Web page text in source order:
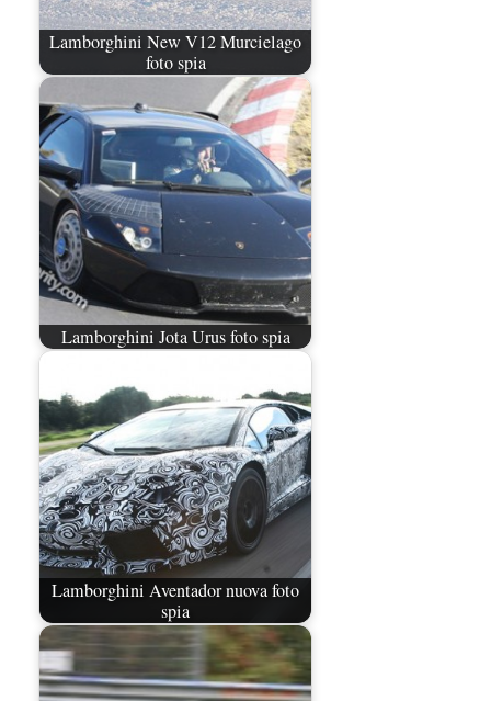
Lamborghini New V12 Murcielago
foto spia
Lamborghini Jota Urus foto spia
Lamborghini Aventador nuova foto
spia